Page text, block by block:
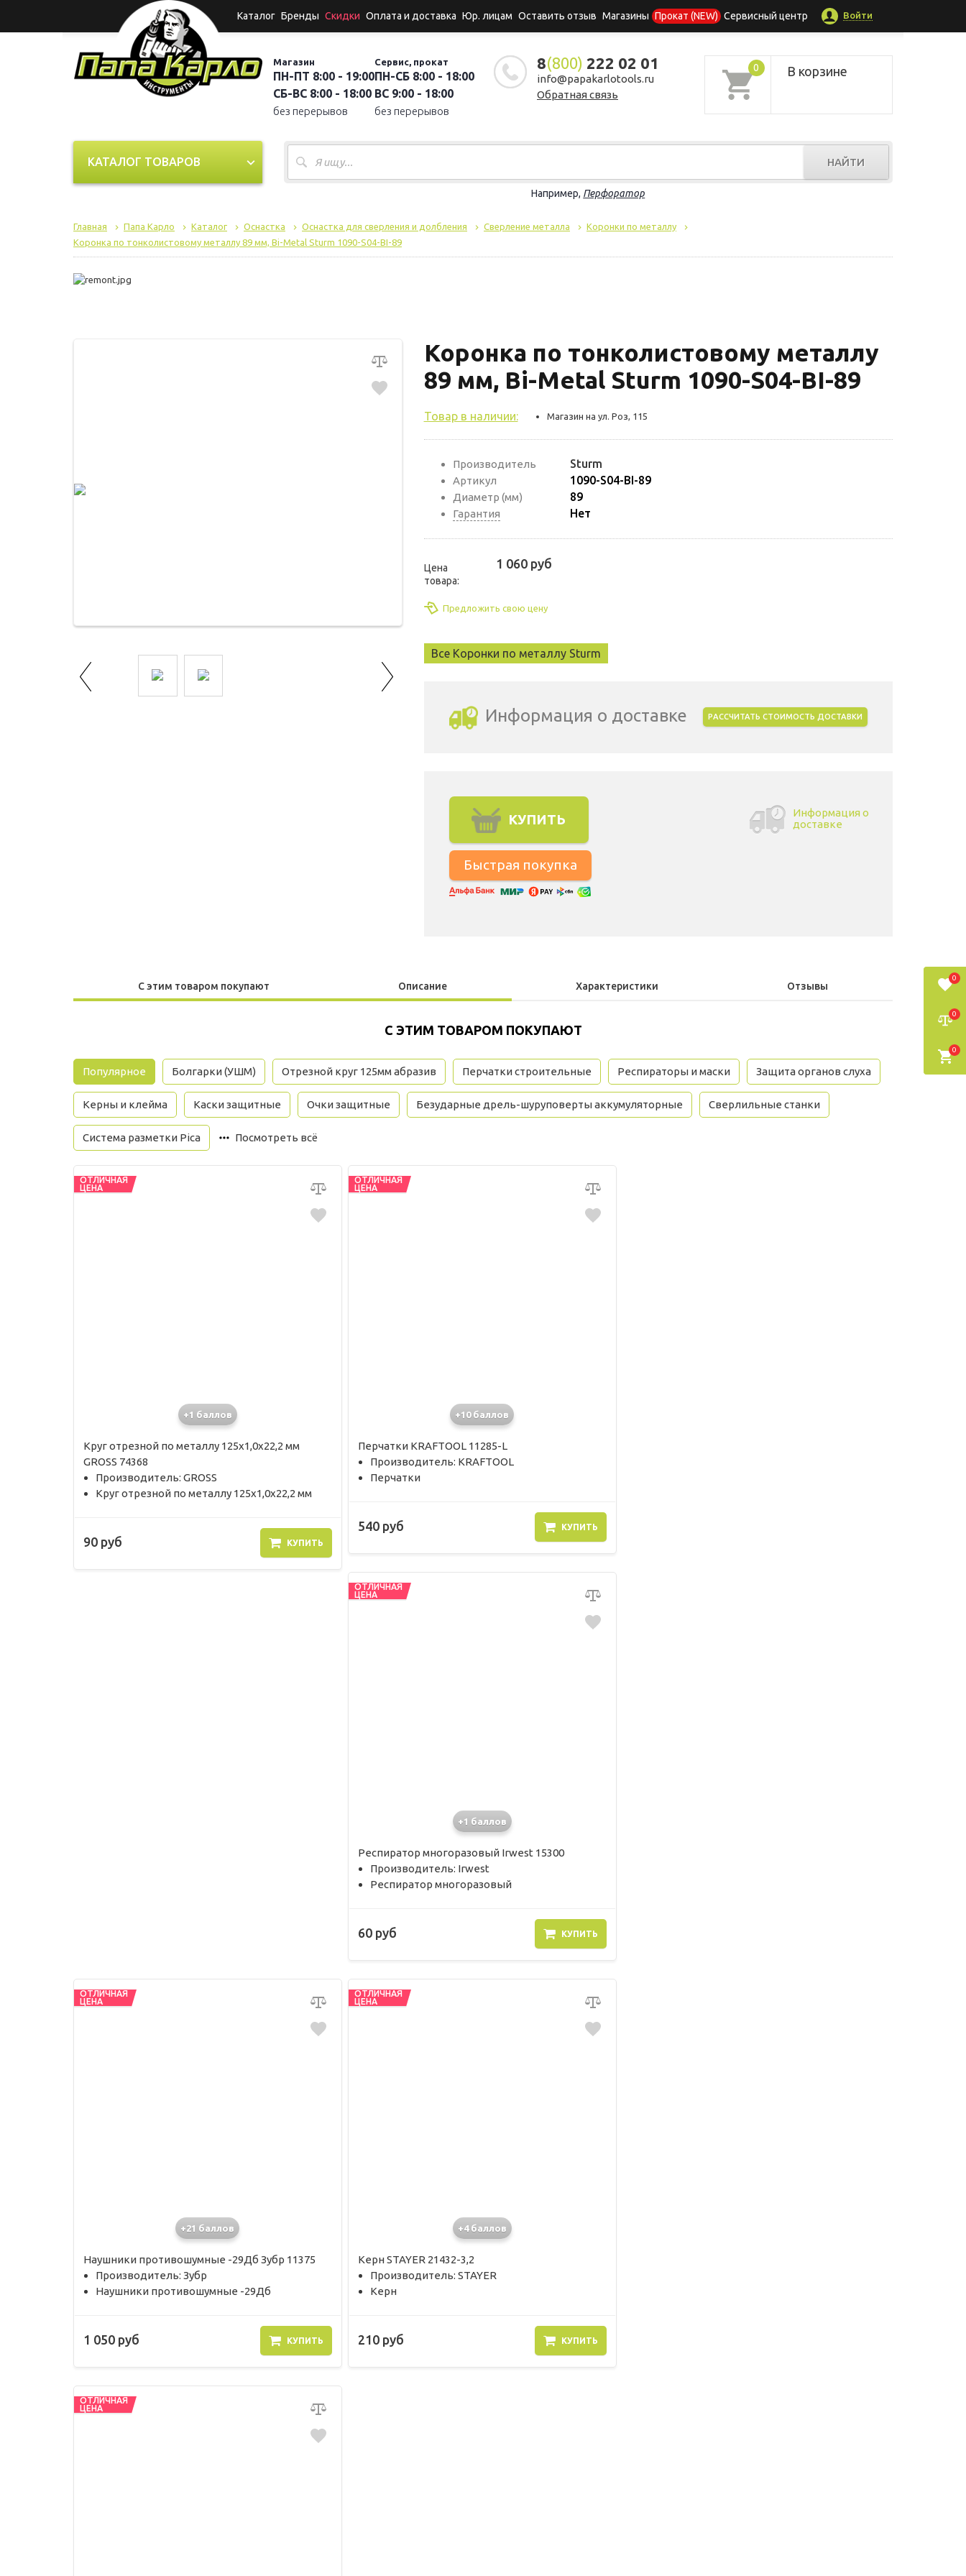
Каталог Бренды Скидки Оплата и доставка Юр. лицам Оставить отзыв Магазины Прокат (NEW) Сервисный центр Войти
Магазин
ПН-ПТ 8:00 - 19:00
СБ-ВС 8:00 - 18:00
без перерывов
Сервис, прокат
ПН-СБ 8:00 - 18:00
ВС 9:00 - 18:00
без перерывов
8(800) 222 02 01
info@papakarlotools.ru
Обратная связь
0 В корзине
НАЙТИ
Например, Перфоратор
КАТАЛОГ ТОВАРОВ
Главная Папа Карло Каталог Оснастка Оснастка для сверления и долбления Сверление металла
Коронки по металлу
Коронка по тонколистовому металлу 89 мм, Bi-Metal Sturm 1090-S04-BI-89
Коронка по тонколистовому металлу
89 мм, Bi-Metal Sturm 1090-S04-BI-89
Товар в наличии: Магазин на ул. Роз, 115
Производитель Sturm
Артикул 1090-S04-BI-89
Диаметр (мм) 89
Гарантия Нет
Цена
товара:
1 060 руб
Предложить свою цену
Все Коронки по металлу Sturm
Информация о доставке РАССЧИТАТЬ СТОИМОСТЬ ДОСТАВКИ
КУПИТЬ
Информация о
доставке
С этим товаром покупают Описание Характеристики Отзывы
С ЭТИМ ТОВАРОМ ПОКУПАЮТ
Популярное Болгарки (УШМ) Отрезной круг 125мм абразив Перчатки строительные Респираторы и маски Защита органов слуха
Керны и клейма Каски защитные Очки защитные Безударные дрель-шуруповерты аккумуляторные Сверлильные станки
Система разметки Pica Посмотреть всё
ОТЛИЧНАЯ
ЦЕНА
+1 баллов
Круг отрезной по металлу 125х1,0х22,2 мм
GROSS 74368
Производитель: GROSS
Круг отрезной по металлу 125х1,0х22,2 мм
90 руб КУПИТЬ
ОТЛИЧНАЯ
ЦЕНА
+10 баллов
Перчатки KRAFTOOL 11285-L
Производитель: KRAFTOOL
Перчатки
540 руб КУПИТЬ
ОТЛИЧНАЯ
ЦЕНА
+1 баллов
Респиратор многоразовый Irwest 15300
Производитель: Irwest
Респиратор многоразовый
60 руб КУПИТЬ
ОТЛИЧНАЯ
ЦЕНА
+21 баллов
Наушники противошумные -29Дб Зубр 11375
Производитель: Зубр
Наушники противошумные -29Дб
1 050 руб КУПИТЬ
ОТЛИЧНАЯ
ЦЕНА
+4 баллов
Керн STAYER 21432-3,2
Производитель: STAYER
Керн
210 руб КУПИТЬ
ОТЛИЧНАЯ
ЦЕНА
0
0
0